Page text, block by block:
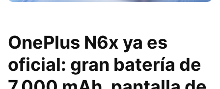
OnePlus N6x ya es
oficial: gran batería de